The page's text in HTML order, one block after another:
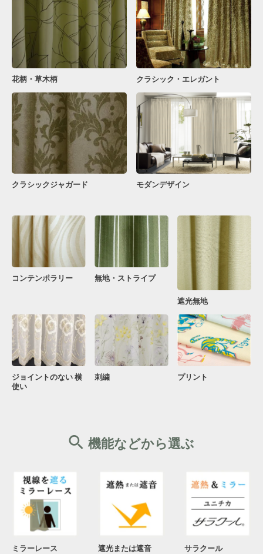
花柄・草木柄 クラシック・エレガント
クラシックジャガード モダンデザイン
コンテンポラリー 無地・ストライプ
遮光無地
ジョイントのない 横
使い
刺繍 プリント
機能などから選ぶ
ミラーレース 遮光または遮音 サラクール